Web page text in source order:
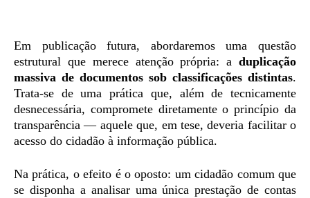
Em publicação futura, abordaremos uma questão
estrutural que merece atenção própria: a duplicação
massiva de documentos sob classificações distintas.
Trata-se de uma prática que, além de tecnicamente
desnecessária, compromete diretamente o princípio da
transparência — aquele que, em tese, deveria facilitar o
acesso do cidadão à informação pública.
Na prática, o efeito é o oposto: um cidadão comum que
se disponha a analisar uma única prestação de contas